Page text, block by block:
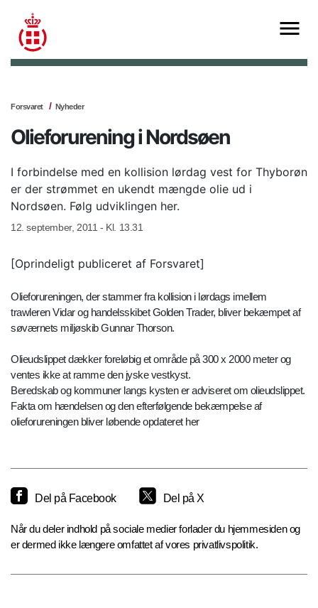
Forsvaret Nyheder
Olieforurening i Nordsøen
I forbindelse med en kollision lørdag vest for Thyborøn
er der strømmet en ukendt mængde olie ud i
Nordsøen. Følg udviklingen her.
12. september, 2011 - Kl. 13.31
[Oprindeligt publiceret af Forsvaret]
Olieforureningen, der stammer fra kollision i lørdags imellem
trawleren Vidar og handelsskibet Golden Trader, bliver bekæmpet af
søværnets miljøskib Gunnar Thorson.
Olieudslippet dækker foreløbig et område på 300 x 2000 meter og
ventes ikke at ramme den jyske vestkyst.
Beredskab og kommuner langs kysten er adviseret om olieudslippet.
Fakta om hændelsen og den efterfølgende bekæmpelse af
olieforureningen bliver løbende opdateret her
Del på Facebook Del på X
Når du deler indhold på sociale medier forlader du hjemmesiden og
er dermed ikke længere omfattet af vores privatlivspolitik.